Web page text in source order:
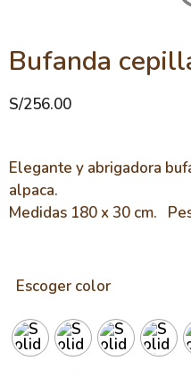
Bufanda
S/256.00
Elegante y abrigadora
alpaca.
Medidas 180 x 30 cm.
Escoger color